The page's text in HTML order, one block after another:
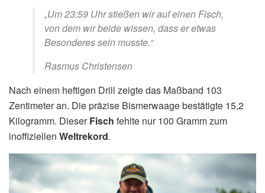
„Um 23:59 Uhr stießen wir auf einen Fisch,
von dem wir beide wissen, dass er etwas
Besonderes sein musste.“
Rasmus Christensen
Nach einem heftigen Drill zeigte das Maßband 103
Zentimeter an. Die präzise Bismerwaage bestätigte 15,2
Kilogramm. DieserFisch fehlte nur 100 Gramm zum
inoffiziellen Weltrekord.